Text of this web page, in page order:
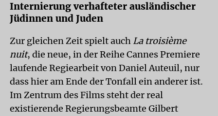
Internierung verhafteter ausländischer
Jüdinnen und Juden
Zur gleichen Zeit spielt auch La troisième
nuit, die neue, in der Reihe Cannes Premiere
laufende Regiearbeit von Daniel Auteuil, nur
dass hier am Ende der Tonfall ein anderer ist.
Im Zentrum des Films steht der real
existierende Regierungsbeamte Gilbert